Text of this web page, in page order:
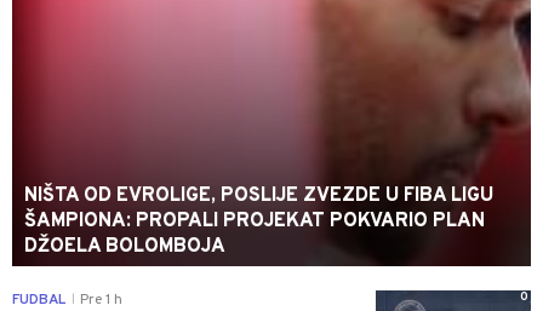
NIŠTA OD EVROLIGE, POSLIJE ZVEZDE U FIBA LIGU
ŠAMPIONA: PROPALI PROJEKAT POKVARIO PLAN
DŽOELA BOLOMBOJA
0
FUDBAL Pre 1 h